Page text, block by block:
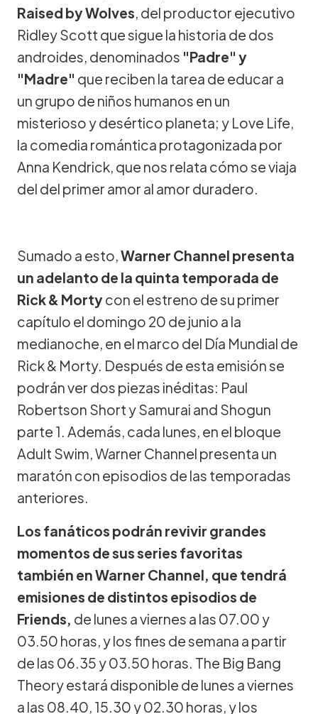
Raised by Wolves, del productor ejecutivo
Ridley Scott que sigue la historia de dos
androides, denominados "Padre" y
"Madre" que reciben la tarea de educar a
un grupo de niños humanos en un
misterioso y desértico planeta; y Love Life,
la comedia romántica protagonizada por
Anna Kendrick, que nos relata cómo se viaja
del del primer amor al amor duradero.
Sumado a esto, Warner Channel presenta
un adelanto de la quinta temporada de
Rick & Mortycon el estreno de su primer
capítulo el domingo 20 de junio a la
medianoche, en el marco del Día Mundial de
Rick & Morty. Después de esta emisión se
podrán ver dos piezas inéditas: Paul
Robertson Short y Samurai and Shogun
parte 1. Además, cada lunes, en el bloque
Adult Swim, Warner Channel presenta un
maratón con episodios de las temporadas
anteriores.
Los fanáticos podrán revivir grandes
momentos de sus series favoritas
también en Warner Channel, que tendrá
emisiones de distintos episodios de
Friends, de lunes a viernes a las 07.00 y
03.50 horas, y los fines de semana a partir
de las 06.35 y 03.50 horas. The Big Bang
Theory estará disponible de lunes a viernes
a las 08.40, 15.30 y 02.30 horas, y los